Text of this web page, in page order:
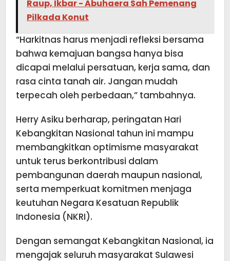
Raup, Ikbar - Abuhaera Sah Pemenang
Pilkada Konut
“Harkitnas harus menjadi refleksi bersama
bahwa kemajuan bangsa hanya bisa
dicapai melalui persatuan, kerja sama, dan
rasa cinta tanah air. Jangan mudah
terpecah oleh perbedaan,” tambahnya.
Herry Asiku berharap, peringatan Hari
Kebangkitan Nasional tahun ini mampu
membangkitkan optimisme masyarakat
untuk terus berkontribusi dalam
pembangunan daerah maupun nasional,
serta memperkuat komitmen menjaga
keutuhan Negara Kesatuan Republik
Indonesia (NKRI).
Dengan semangat Kebangkitan Nasional, ia
mengajak seluruh masyarakat Sulawesi